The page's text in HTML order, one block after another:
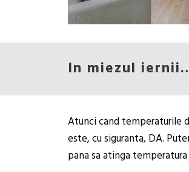
In miezul
Atunci cand temperaturile
este, cu siguranta, DA.
pana sa atinga